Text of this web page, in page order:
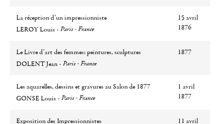
La réception d’un impressionniste
Auteur
LEROY Louis
Ville Paris - France
15 avril
1876
Le Livre d’art des femmes: peintures, sculptures
Auteur
DOLENT Jean
Ville Paris - France
1877
Les aquarelles, dessins et gravures au Salon de 1877
Auteur
GONSE Louis
Ville Paris - France
1 avril
1877
Exposition des Impressionnistes
11 avril